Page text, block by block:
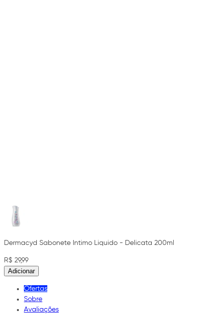
Dermacyd Sabonete Intimo Liquido - Delicata 200ml
R$ 29,99
Adicionar
Ofertas
Sobre
Avaliações